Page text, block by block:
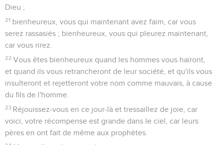
Dieu ;
21 bienheureux, vous qui maintenant avez faim, car vous
serez rassasiés ; bienheureux, vous qui pleurez maintenant,
car vous rirez.
22 Vous êtes bienheureux quand les hommes vous haïront,
et quand ils vous retrancheront de leur société, et qu'ils vous
insulteront et rejetteront votre nom comme mauvais, à cause
du fils de l'homme.
23 Réjouissez-vous en ce jour-là et tressaillez de joie, car
voici, votre récompense est grande dans le ciel, car leurs
pères en ont fait de même aux prophètes.